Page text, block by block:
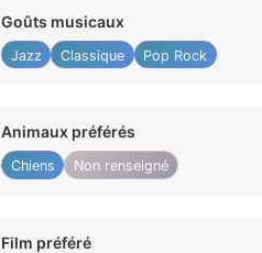
Goûts musicaux
Jazz Classique Pop Rock
Animaux préférés
Chiens Non renseigné
Film préféré